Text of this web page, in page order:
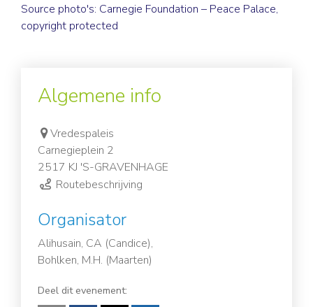
Source photo's: Carnegie Foundation – Peace Palace,
copyright protected
Algemene info
Vredespaleis
Carnegieplein 2
2517 KJ 'S-GRAVENHAGE
Routebeschrijving
Organisator
Alihusain, CA (Candice),
Bohlken, M.H. (Maarten)
Deel dit evenement: